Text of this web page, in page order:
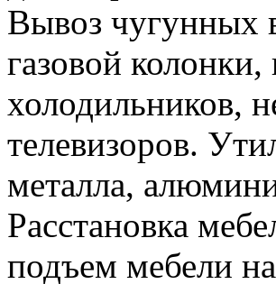
Вывоз чугунных
газовой
холодильников,
телевизоров.
металла,
Расстановка
подъем мебели